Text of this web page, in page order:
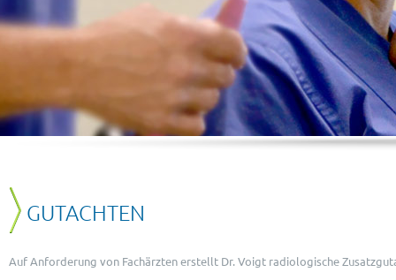
GUTACHTEN
Auf Anforderung von Fachärzten erstellt Dr. Voigt radiologische